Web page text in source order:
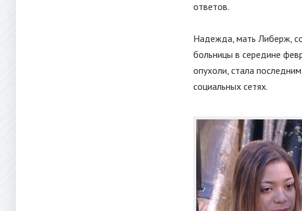
ответов.
Надежда, мать Либерж,
больницы в середине
опухоли, стала
социальных сетях.